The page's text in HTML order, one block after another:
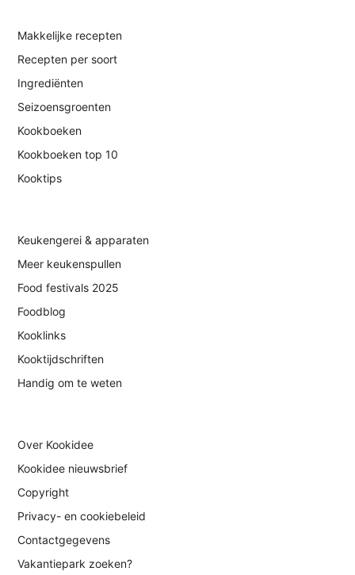
Makkelijke recepten
Recepten per soort
Ingrediënten
Seizoensgroenten
Kookboeken
Kookboeken top 10
Kooktips
Keukengerei & apparaten
Meer keukenspullen
Food festivals 2025
Foodblog
Kooklinks
Kooktijdschriften
Handig om te weten
Over Kookidee
Kookidee nieuwsbrief
Copyright
Privacy- en cookiebeleid
Contactgegevens
Vakantiepark zoeken?